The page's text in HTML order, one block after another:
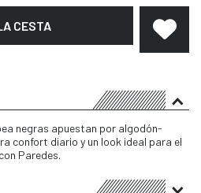
CESTA
negras apuestan por algodón-
confort diario y un look ideal para el
Paredes.